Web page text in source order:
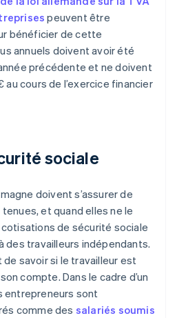
peuvent être
bénéficier de cette
annuels doivent avoir été
précédente et ne doivent
cours de l’exercice financier
sociale
doivent s’assurer de
et quand elles ne le
de sécurité sociale
des travailleurs indépendants.
savoir si le travailleur est
compte. Dans le cadre d’un
entrepreneurs sont
comme des salariés soumis